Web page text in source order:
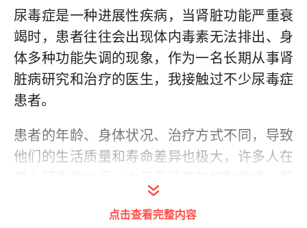
尿毒症是一种进展性疾病，当肾脏功能严重衰
竭时，患者往往会出现体内毒素无法排出、身
体多种功能失调的现象，作为一名长期从事肾
脏病研究和治疗的医生，我接触过不少尿毒症
患者。
患者的年龄、身体状况、治疗方式不同，导致
他们的生活质量和寿命差异也极大，许多人在
点击查看完整内容